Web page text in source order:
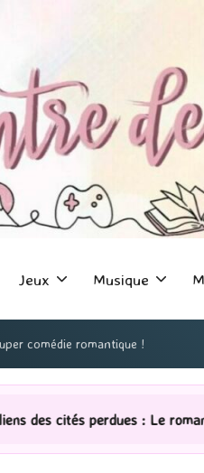
Jeux Musique
comédie romantique !
roman graphique Tome 1